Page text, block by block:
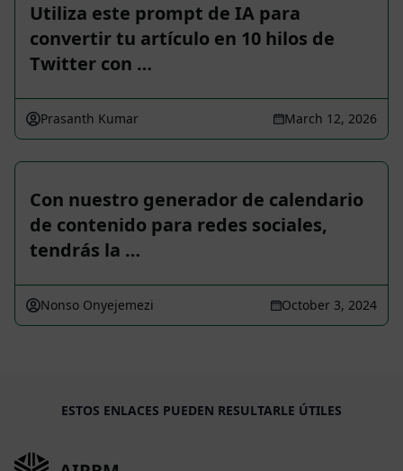
Utiliza este prompt de IA para
convertir tu artículo en 10 hilos de
Twitter con …
Prasanth Kumar March 12, 2026
Con nuestro generador de calendario
de contenido para redes sociales,
tendrás la …
Nonso Onyejemezi October 3, 2024
ESTOS ENLACES PUEDEN RESULTARLE ÚTILES